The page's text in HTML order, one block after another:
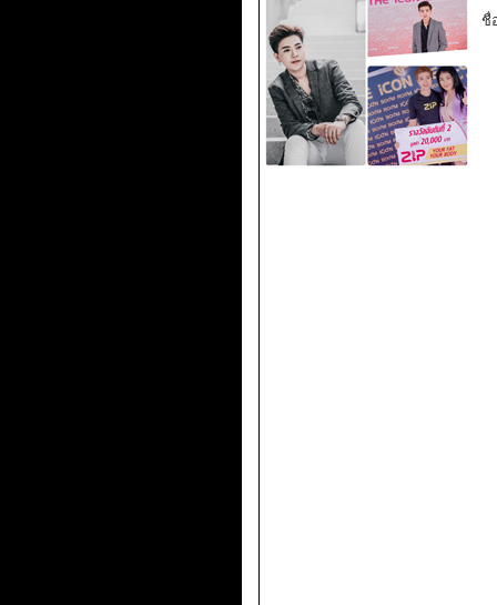
ชื่